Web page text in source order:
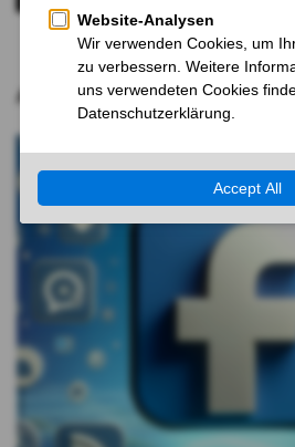
6 MONATEN VOR
Aktuelle Nachrichten